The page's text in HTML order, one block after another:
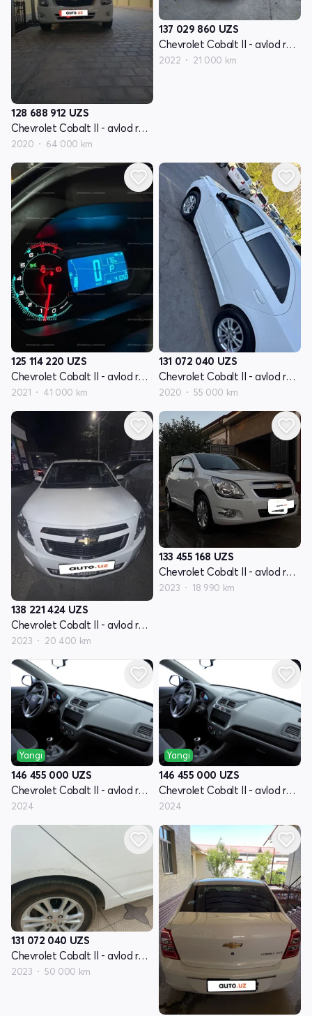
128 688 912 UZS
Chevrolet Cobalt II - avlod restyling
2020 64 000 km
137 029 860 UZS
Chevrolet Cobalt II - avlod restyling
2022 21 000 km
125 114 220 UZS
Chevrolet Cobalt II - avlod restyling
2021 41 000 km
131 072 040 UZS
Chevrolet Cobalt II - avlod restyling
2020 55 000 km
138 221 424 UZS
Chevrolet Cobalt II - avlod restyling
2023 20 400 km
133 455 168 UZS
Chevrolet Cobalt II - avlod restyling
2023 18 990 km
Yangi
146 455 000 UZS
Chevrolet Cobalt II - avlod restyling
2024
Yangi
146 455 000 UZS
Chevrolet Cobalt II - avlod restyling
2024
131 072 040 UZS
Chevrolet Cobalt II - avlod restyling
2023 50 000 km